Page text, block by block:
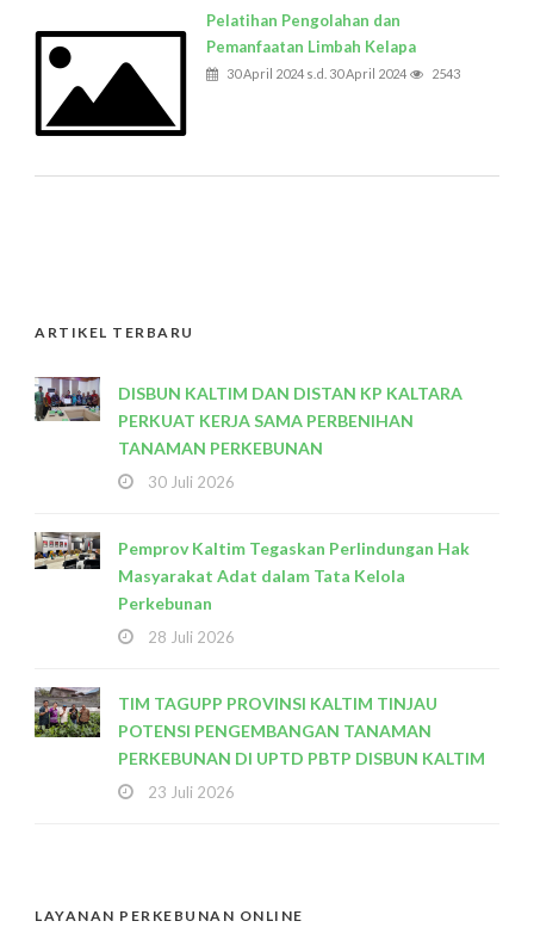
Pelatihan Pengolahan dan
Pemanfaatan Limbah Kelapa
30 April 2024 s.d. 30 April 2024 2543
ARTIKEL TERBARU
DISBUN KALTIM DAN DISTAN KP KALTARA
PERKUAT KERJA SAMA PERBENIHAN
TANAMAN PERKEBUNAN
30 Juli 2026
Pemprov Kaltim Tegaskan Perlindungan Hak
Masyarakat Adat dalam Tata Kelola
Perkebunan
28 Juli 2026
TIM TAGUPP PROVINSI KALTIM TINJAU
POTENSI PENGEMBANGAN TANAMAN
PERKEBUNAN DI UPTD PBTP DISBUN KALTIM
23 Juli 2026
LAYANAN PERKEBUNAN ONLINE